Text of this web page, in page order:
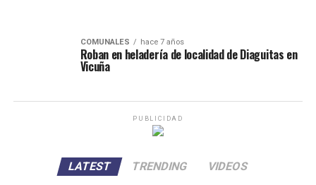
COMUNALES hace 7 años
Roban en heladería de localidad de Diaguitas en
Vicuña
PUBLICIDAD
LATEST TRENDING VIDEOS